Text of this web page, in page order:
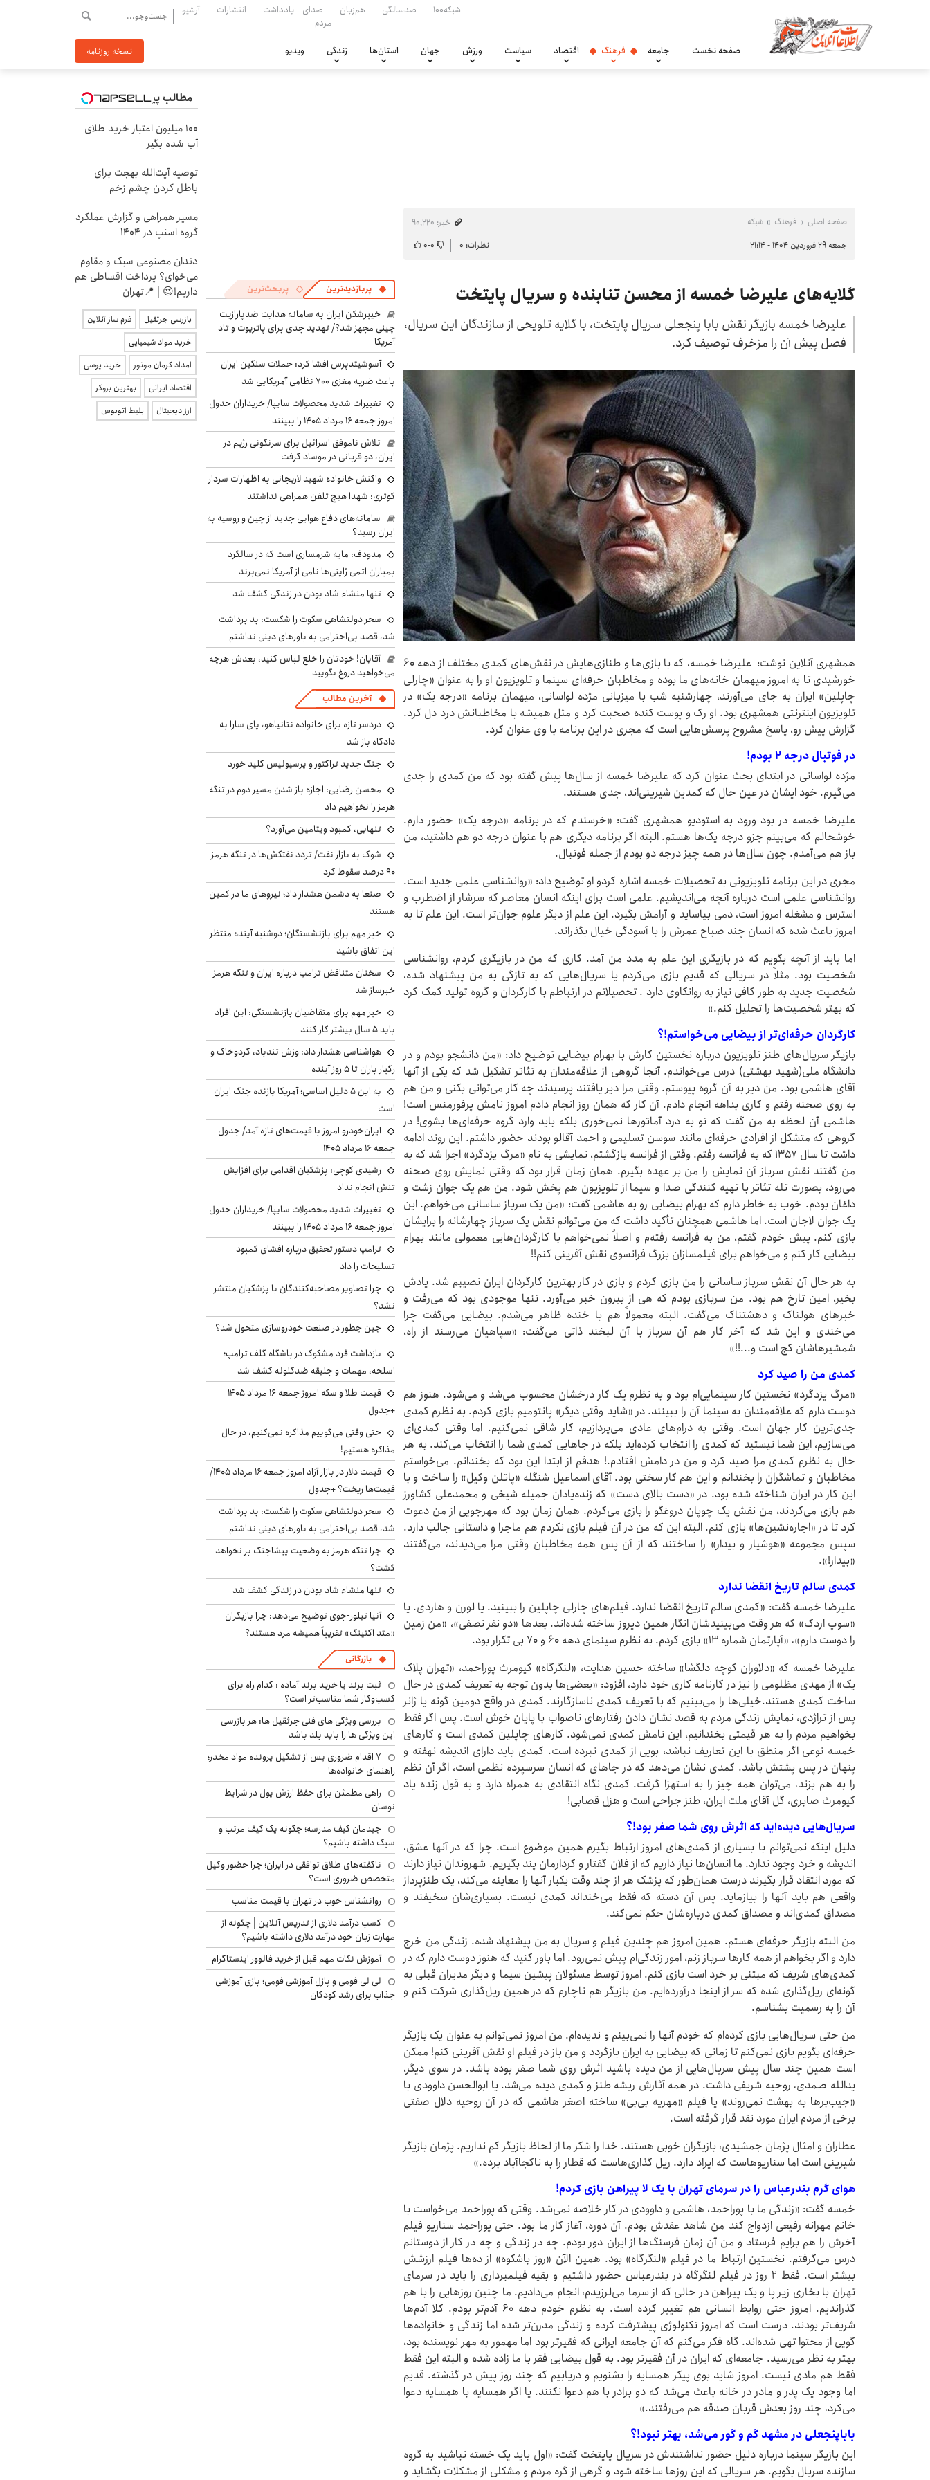
شبکه۱۰۰ صدسالگی هم‌زبان
صدای
مردم
یادداشت انتشارات آرشیو
صفحه نخست جامعه فرهنگ اقتصاد سیاست ورزش جهان استان‌ها زندگی ویدیو نسخه روزنامه
صفحه اصلی فرهنگ شبکه
خبر: ۹۰٬۲۲۰
جمعه ۲۹ فروردین ۱۴۰۴ - ۲۱:۱۴
نظرات: ۰ ۰-۰
گلایه‌های علیرضا خمسه از محسن تنابنده و سریال پایتخت
علیرضا خمسه بازیگر نقش بابا پنجعلی سریال پایتخت، با گلایه تلویحی از سازندگان این سریال،
فصل پیش آن را مزخرف توصیف کرد.
همشهری آنلاین نوشت: علیرضا خمسه، که با بازی‌ها و طنازی‌هایش در نقش‌های کمدی مختلف از دهه ۶۰
خورشیدی تا به امروز میهمان خانه‌های ما بوده و مخاطبان حرفه‌ای سینما و تلویزیون او را به عنوان «چارلی
چاپلین» ایران به جای می‌آورند، چهارشنبه شب با میزبانی مژده لواسانی، میهمان برنامه «درجه یک» در
تلویزیون اینترنتی همشهری بود. او رک و پوست کنده صحبت کرد و مثل همیشه با مخاطبانش درد دل کرد.
گزارش پیش رو، پاسخ مشروح پرسش‌هایی است که مجری در این برنامه با وی عنوان کرد.
در فوتبال درجه ۲ بودم!
مژده لواسانی در ابتدای بحث عنوان کرد که علیرضا خمسه از سال‌ها پیش گفته بود که من کمدی را جدی
می‌گیرم. خود ایشان در عین حال که کمدین شیرینی‌اند، جدی هستند.
علیرضا خمسه در بود ورود به استودیو همشهری گفت: «خرسندم که در برنامه «درجه یک» حضور دارم.
خوشحالم که می‌بینم جزو درجه یک‌ها هستم. البته اگر برنامه دیگری هم با عنوان درجه دو هم داشتید، من
باز هم می‌آمدم. چون سال‌ها در همه چیز درجه دو بودم از جمله فوتبال.
مجری در این برنامه تلویزیونی به تحصیلات خمسه اشاره کردو او توضیح داد: «روانشناسی علمی جدید است.
روانشناسی علمی است درباره آنچه می‌اندیشیم. علمی است برای اینکه انسان معاصر که سرشار از اضطرب و
استرس و مشغله امروز است، دمی بیاساید و آرامش بگیرد. این علم از دیگر علوم جوان‌تر است. این علم تا به
امروز باعث شده که انسان چند صباح عمرش را با آسودگی خیال بگذراند.
اما باید از آنچه بگویم که در بازیگری این علم به مدد من آمد. کاری که من در بازیگری کردم، روانشناسی
شخصیت بود. مثلاً در سریالی که قدیم بازی می‌کردم یا سریال‌هایی که به تازگی به من پیشنهاد شده،
شخصیت جدید به طور کافی نیاز به روانکاوی دارد . تحصیلاتم در ارتباطم با کارگردان و گروه تولید کمک کرد
که بهتر شخصیت‌ها را تحلیل کنم.»
کارگردان حرفه‌ای‌تر از بیضایی می‌خواستم!؟
بازیگر سریال‌های طنز تلویزیون درباره نخستین کارش با بهرام بیضایی توضیح داد: «من دانشجو بودم و در
دانشگاه ملی(شهید بهشتی) درس می‌خواندم. آنجا گروهی از علاقه‌مندان به تئاتر تشکیل شد که یکی از آنها
آقای هاشمی بود. من دیر به آن گروه پیوستم. وقتی مرا دیر یافتند پرسیدند چه کار می‌توانی بکنی و من هم
به روی صحنه رفتم و کاری بداهه انجام دادم. آن کار که همان روز انجام دادم امروز نامش پرفورمنس است!
هاشمی آن لحظه به من گفت که تو به درد آماتورها نمی‌خوری بلکه باید وارد گروه حرفه‌ای‌ها بشوی! در
گروهی که متشکل از افرادی حرفه‌ای مانند سوسن تسلیمی و احمد آقالو بودند حضور داشتم. این روند ادامه
داشت تا سال ۱۳۵۷ که به فرانسه رفتم. وقتی از فرانسه بازگشتم، نمایشی به نام «مرگ یزدگرد» اجرا شد که به
من گفتند نقش سرباز آن نمایش را من بر عهده بگیرم. همان زمان قرار بود که وقتی نمایش روی صحنه
می‌رود، بصورت تله تئاتر با تهیه کنندگی صدا و سیما از تلویزیون هم پخش شود. من هم یک جوان زشت و
داغان بودم. خوب به خاطر دارم که بهرام بیضایی رو به هاشمی گفت: «من یک سرباز ساسانی می‌خواهم. این
یک جوان لاجان است. اما هاشمی همچنان تأکید داشت که من می‌توانم نقش یک سرباز چهارشانه را برایشان
بازی کنم. پیش خودم گفتم، من به فرانسه رفته‌م و اصلاً نمی‌خواهم با کارگردان‌هایی معمولی مانند بهرام
بیضایی کار کنم و می‌خواهم برای فیلمسازان بزرگ فرانسوی نقش آفرینی کنم!!
به هر حال آن نقش سرباز ساسانی را من بازی کردم و بازی در کار بهترین کارگردان ایران نصیبم شد. یادش
بخیر، امین تارخ هم بود. من سربازی بودم که هی از بیرون خبر می‌آورد. تنها موجودی بود که می‌رفت و
خبرهای هولناک و دهشتناک می‌گفت. البته معمولاً هم با خنده ظاهر می‌شدم. بیضایی می‌گفت چرا
می‌خندی و این شد که آخر کار هم آن سرباز با آن لبخند ذاتی می‌گفت: «سپاهیان می‌رسند از راه،
شمشیرهاشان کج است و...!!»
کمدی من را صید کرد
«مرگ یزدگرد» نخستین کار سینمایی‌ام بود و به نظرم یک کار درخشان محسوب می‌شد و می‌شود. هنوز هم
دوست دارم که علاقه‌مندان به سینما آن را ببینند. در «شاید وقتی دیگر» پانتومیم بازی کردم. به نظرم کمدی
جدی‌ترین کار جهان است. وقتی به درام‌های عادی می‌پردازیم، کار شاقی نمی‌کنیم. اما وقتی کمدی‌ای
می‌سازیم، این شما نیستید که کمدی را انتخاب کرده‌اید بلکه در جاهایی کمدی شما را انتخاب می‌کند. به هر
حال به نظرم کمدی مرا صید کرد و من در دامش افتادم.! هدفم از ابتدا این بود که بخندانم. می‌خواستم
مخاطبان و تماشگران را بخندانم و این هم کار سختی بود. آقای اسماعیل شنگله «پاتلن وکیل» را ساخت و با
این کار در ایران شناخته شده بود. در «دست بالای دست» که زنده‌یادان جمیله شیخی و محمدعلی کشاورز
هم بازی می‌کردند، من نقش یک چوپان دروغگو را بازی می‌کردم. همان زمان بود که مهرجویی از من دعوت
کرد تا در «اجاره‌نشین‌ها» بازی کنم. البته این که من در آن فیلم بازی نکردم هم ماجرا و داستانی جالب دارد.
سپس مجموعه «هوشیار و بیدار» را ساختند که از آن پس همه مخاطبان وقتی مرا می‌دیدند، می‌گفتند
«بیدار!».
کمدی سالم تاریخ انقضا ندارد
علیرضا خمسه گفت: «کمدی سالم تاریخ انقضا ندارد. فیلم‌های چارلی چاپلین را ببینید. یا لورن و هاردی. یا
«سوپ اردک» که هر وقت می‌بینیدشان انگار همین دیروز ساخته شده‌اند. بعدها «دو نفر نصفی»، «من زمین
را دوست دارم»، «آپارتمان شماره ۱۳» بازی کردم. به نظرم سینمای دهه ۶۰ و ۷۰ بی تکرار بود.
علیرضا خمسه که «دلاوران کوچه دلگشا» ساخته حسین هدایت، «لنگرگاه» کیومرث پوراحمد، «تهران پلاک
یک» از مهدی مظلومی را نیز در کارنامه کاری خود دارد، افزود: «بعضی‌ها بدون توجه به تعریف کمدی در حال
ساخت کمدی هستند.خیلی‌ها را می‌بینیم که با تعریف کمدی ناسازگارند. کمدی در واقع دومین گونه یا ژانر
پس از تراژدی، نمایش زندگی مردم به قصد نشان دادن رفتارهای ناصواب با پایان خوش است. پس اگر فقط
بخواهیم مردم را به هر قیمتی بخندانیم، این نامش کمدی نمی‌شود. کارهای چاپلین کمدی است و کارهای
خمسه نوعی اگر منطق با این تعاریف نباشد، بویی از کمدی نبرده است. کمدی باید دارای اندیشه نهفته و
پنهان در پس پشتش باشد. کمدی نشان می‌دهد که در جاهای که انسان سرسپرده نظمی است، اگر آن نظم
را به هم بزند، می‌توان همه چیز را به استهزا گرفت. کمدی نگاه انتقادی به همراه دارد و به قول زنده یاد
کیومرث صابری، گل آقای ملت ایران، طنز جراحی است و هزل قصابی!
سریال‌هایی دیده‌اید که اثرش روی شما صفر بود!؟
دلیل اینکه نمی‌توانم با بسیاری از کمدی‌های امروز ارتباط بگیرم همین موضوع است. چرا که در آنها عشق،
اندیشه و خرد وجود ندارد. ما انسان‌ها نیاز داریم که از فلان گفتار و کردارمان پند بگیریم. شهروندان نیاز دارند
که مورد انتقاد قرار بگیرند درست همان‌طور که پزشک هر از چند وقت یکبار آنها را معاینه می‌کند، یک طنزپرداز
واقعی هم باید آنها را بیازماید. پس آن دسته که فقط می‌خنداند کمدی نیست. بسیاری‌شان سخیفند و
مصداق کمدی‌اند و مصداق کمدی درباره‌شان حکم نمی‌کند.
من البته بازیگر حرفه‌ای هستم. همین امروز هم چندین فیلم و سریال به من پیشنهاد شده. زندگی من خرج
دارد و اگر بخواهم از همه کارها سرباز زنم، امور زندگی‌ام پیش نمی‌رود. اما باور کنید که هنوز دوست دارم که در
کمدی‌های شریف که مبتنی بر خرد است بازی کنم. امروز توسط مسئولان پیشین سیما و دیگر مدیران قبلی به
گونه‌ای ریل‌گذاری شده که سر از اینجا درآورده‌ایم. من بازیگر هم ناچارم که در همین ریل‌گذاری شرکت کنم و
آن را به رسمیت بشناسم.
من حتی سریال‌هایی بازی کرده‌ام که خودم آنها را نمی‌بینم و ندیده‌ام. من امروز نمی‌توانم به عنوان یک بازیگر
حرفه‌ای بگویم بازی نمی‌کنم تا زمانی که بیضایی به ایران بازگردد و من باز در فیلم او نقش آفرینی کنم! ممکن
است همین چند سال پیش سریال‌هایی از من دیده باشید اثرش روی شما صفر بوده باشد. در سوی دیگر،
یدالله صمدی، روحیه شریفی داشت. در همه آثارش ریشه طنز و کمدی دیده می‌شد. یا ابوالحسن داوودی با
«جیب‌برها به بهشت نمی‌روند» یا فیلم «مهریه بی‌بی» ساخته اصغر هاشمی که در آن روحیه دلال صفتی
برخی از مردم ایران مورد نقد قرار گرفته است.
عطاران و امثال پژمان جمشیدی، بازیگران خوبی هستند. خدا را شکر ما از لحاظ بازیگر کم نداریم. پژمان بازیگر
شیرینی است اما سناریوهاست که ایراد دارد. ریل گذاری‌هاست که قطار را به ناکجاآباد برده.»
هوای گرم بندرعباس را در سرمای تهران با یک لا پیراهن بازی کردم!
خمسه گفت: «زندگی ما با پوراحمد، هاشمی و داوودی در کار خلاصه نمی‌شد. وقتی که پوراحمد می‌خواست با
خانم مهرانه رفیعی ازدواج کند من شاهد عقدش بودم. آن دوره، آغاز کار ما بود. حتی پوراحمد سناریو فیلم
آخرش را هم برایم فرستاد و من آن زمان فرسنگ‌ها از ایران دور بودم. چه در زندگی و چه در کار از دوستانم
درس می‌گرفتم. نخستین ارتباط ما در فیلم «لنگرگاه» بود. همین الآن «روز باشکوه» از ده‌ها فیلم ارزشش
بیشتر است. فقط ۲ روز در فیلم لنگرگاه در بندرعباس حضور داشتیم و بقیه فیلمبرداری را باید در سرمای
تهران با بخاری زیر پا و یک پیراهن در حالی که از سرما می‌لرزیدم، انجام می‌دادیم. ما چنین روزهایی را با هم
گذراندیم. امروز حتی روابط انسانی هم تغییر کرده است. به نظرم خودم دهه ۶۰ آدم‌تر بودم. کلا آدم‌ها
شریف‌تر بودند. درست است که امروز تکنولوژی پیشترفت کرده و زندگی مدرن‌تر شده اما زندگی و خانواده‌ها
گویی از محتوا تهی شده‌اند. گاه فکر می‌کنم که آن جامعه ایرانی که فقیرتر بود اما مهمور به مهر نویسنده بود،
بهتر به نظر می‌رسید. جامعه‌ای که ایران در آن فقیرتر بود. به قول بیضایی فقر با ما زاده شده و البته این فقط
فقط هم مادی نیست. امروز شاید بوی پیکر همسایه را بشنویم و دریابیم که چند روز پیش در گذشته. قدیم
اما وجود یک پدر و مادر در خانه باعث می‌شد که دو برادر با هم دعوا نکنند. یا اگر همسایه با همسایه دعوا
می‌کرد، چند روز بعدش قربان صدقه هم می‌رفتند.»
باباپنجعلی در مشهد گم و گور می‌شد، بهتر نبود!؟
این بازیگر سینما درباره دلیل حضور نداشتندش در سریال پایتخت گفت: «اول باید یک خسته نباشید به گروه
سازنده سریال بگویم. هر سریالی که این روزها ساخته شود و گرهی از گره مردم و مشکلی از مشکلات بگشاید و
پربازدیدترین پربحث‌ترین
خیبرشکن ایران به سامانه هدایت ضدپارازیت
چینی مجهز شد؟/ تهدید جدی برای پاتریوت و تاد
آمریکا
آسوشیتدپرس افشا کرد: حملات سنگین ایران
باعث ضربه مغزی ۷۰۰ نظامی آمریکایی شد
تغییرات شدید محصولات سایپا/ خریداران جدول
امروز جمعه ۱۶ مرداد ۱۴۰۵ را ببینند
تلاش ناموفق اسرائیل برای سرنگونی رژیم در
ایران، دو قربانی در موساد گرفت
واکنش خانواده شهید لاریجانی به اظهارات سردار
کوثری: شهدا هیچ تلفن همراهی نداشتند
سامانه‌های دفاع هوایی جدید از چین و روسیه به
ایران رسید؟
مدودف: مایه شرمساری است که در سالگرد
بمباران اتمی ژاپنی‌ها نامی از آمریکا نمی‌برند
تنها منشاء شاد بودن در زندگی کشف شد
سحر دولتشاهی سکوت را شکست: بد برداشت
شد، قصد بی‌احترامی به باورهای دینی نداشتم
آقایان! خودتان را خلع لباس کنید، بعدش هرچه
می‌خواهید دروغ بگویید
آخرین مطالب
دردسر تازه برای خانواده نتانیاهو، پای سارا به
دادگاه باز شد
جنگ جدید تراکتور و پرسپولیس کلید خورد
محسن رضایی: اجازه باز شدن مسیر دوم در تنگه
هرمز را نخواهیم داد
تنهایی، کمبود ویتامین می‌آورد؟
شوک به بازار نفت/ تردد نفتکش‌ها در تنگه هرمز
۹۰ درصد سقوط کرد
صنعا به دشمن هشدار داد؛ نیروهای ما در کمین
هستند
خبر مهم برای بازنشستگان؛ دوشنبه آینده منتظر
این اتفاق باشید
سخنان متناقض ترامپ درباره ایران و تنگه هرمز
خبرساز شد
خبر مهم برای متقاضیان بازنشستگی: این افراد
باید ۵ سال بیشتر کار کنند
هواشناسی هشدار داد: وزش تندباد، گردوخاک و
رگبار باران تا ۵ روز آینده
به این ۵ دلیل اساسی؛ آمریکا بازنده جنگ ایران
است
ایران‌خودرو امروز با قیمت‌های تازه آمد/ جدول
جمعه ۱۶ مرداد ۱۴۰۵
رشیدی کوچی: پزشکیان اقدامی برای افزایش
تنش انجام نداد
تغییرات شدید محصولات سایپا/ خریداران جدول
امروز جمعه ۱۶ مرداد ۱۴۰۵ را ببینند
ترامپ دستور تحقیق درباره افشای کمبود
تسلیحات را داد
چرا تصاویر مصاحبه‌کنندگان با پزشکیان منتشر
نشد؟
چین چطور در صنعت خودروسازی متحول شد؟
بازداشت فرد مشکوک در باشگاه گلف ترامپ؛
اسلحه، مهمات و جلیقه ضدگلوله کشف شد
قیمت طلا و سکه امروز جمعه ۱۶ مرداد ۱۴۰۵
+جدول
حتی وقتی می‌گوییم مذاکره نمی‌کنیم، در حال
مذاکره هستیم!
قیمت دلار در بازار آزاد امروز جمعه ۱۶ مرداد ۱۴۰۵/
قیمت‌ها ریخت؟ +جدول
سحر دولتشاهی سکوت را شکست: بد برداشت
شد، قصد بی‌احترامی به باورهای دینی نداشتم
چرا تنگه هرمز به وضعیت پیشاجنگ بر نخواهد
گشت؟
تنها منشاء شاد بودن در زندگی کشف شد
آنیا تیلور-جوی توضیح می‌دهد: چرا بازیگران
«متد اکتینگ» تقریباً همیشه مرد هستند؟
بازرگانی
ثبت برند یا خرید برند آماده : کدام راه برای
کسب‌وکار شما مناسب‌تر است؟
بررسی ویژگی های فنی جرثقیل ها: هر بازرسی
این ویژگی ها را باید بلد باشد
۷ اقدام ضروری پس از تشکیل پرونده مواد مخدر؛
راهنمای خانواده‌ها
راهی مطمئن برای حفظ ارزش پول در شرایط
نوسان
چیدمان کیف مدرسه؛ چگونه یک کیف مرتب و
سبک داشته باشیم؟
ناگفته‌های طلاق توافقی در ایران؛ چرا حضور وکیل
متخصص ضروری است؟
روانشناس خوب در تهران با قیمت مناسب
کسب درآمد دلاری از تدریس آنلاین | چگونه از
مهارت زبان خود درآمد دلاری داشته باشیم؟
آموزش نکات مهم قبل از خرید فالوور اینستاگرام
لی لی فومی و پازل آموزشی فومی؛ بازی آموزشی
جذاب برای رشد کودکان
مطالب پیشنهادی
100 میلیون اعتبار خرید طلای
آب شده بگیر
توصیه آیت‌الله بهجت برای
باطل کردن چشم زخم
مسیر همراهی و گزارش عملکرد
گروه اسنپ در ۱۴۰۴
دندان مصنوعی سبک و مقاوم
می‌خوای؟ پرداخت اقساطی هم
داریم!😍 | 📍تهران
بازرسی جرثقیل
فرم ساز آنلاین
خرید مواد شیمیایی
امداد کرمان موتور
خرید یوسی
اقتصاد ایرانی
بهترین بروکر
ارز دیجیتال
بلیط اتوبوس